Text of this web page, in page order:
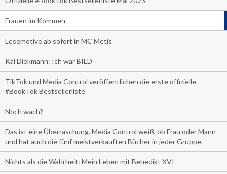
Frauen im Kommen
Lesemotive ab sofort in MC Metis
Kai Diekmann: Ich war BILD
TikTok und Media Control veröffentlichen die erste offizielle
#BookTok Bestsellerliste
Noch wach?
Das ist eine Überraschung. Media Control weiß, ob Frau oder Mann
und hat auch die fünf meistverkauften Bücher in jeder Gruppe.
Nichts als die Wahrheit: Mein Leben mit Benedikt XVI